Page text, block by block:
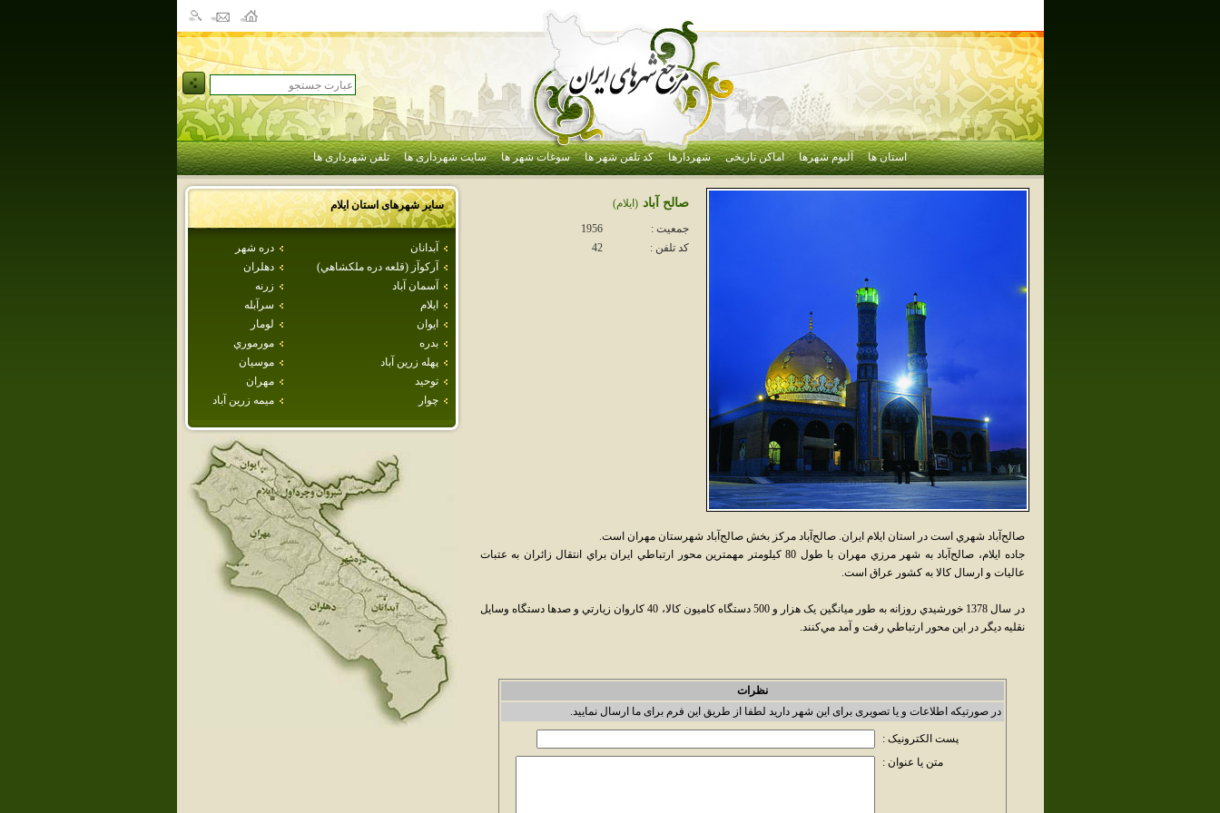
استان ها آلبوم شهرها اماکن تاریخی شهردارها کد تلفن شهر ها سوغات شهر ها سایت شهرداری ها تلفن شهرداری ها
سایر شهرهای استانايلام
آبدانان
دره شهر
آركوآز (قلعه دره ملكشاهي)
دهلران
آسمان آباد
زرنه
ايلام
سرآبله
ايوان
لومار
بدره
مورموري
پهله زرين آباد
موسيان
توحيد
مهران
چوار
ميمه زرين آباد
صالح آباد (ايلام)
جمعیت :
1956
کد تلفن :
42
صالح‌آباد شهري است در استان ايلام ايران. صالح‌آباد مرکز بخش صالح‌آباد شهرستان مهران است.
جاده ايلام، صالح‌آباد به شهر مرزي مهران با طول 80 کيلومتر مهمترين محور ارتباطي ايران براي انتقال زائران به عتبات
عاليات و ارسال کالا به کشور عراق است.
در سال 1378 خورشيدي روزانه به طور ميانگين يک هزار و 500 دستگاه کاميون کالا، 40 کاروان زيارتي و صدها دستگاه وسايل
نقليه ديگر در اين محور ارتباطي رفت و آمد مي‌کنند.
نظرات
در صورتیکه اطلاعات و یا تصویری برای این شهر دارید لطفا از طریق این فرم برای ما ارسال نمایید.
پست الکترونیک :
متن یا عنوان :